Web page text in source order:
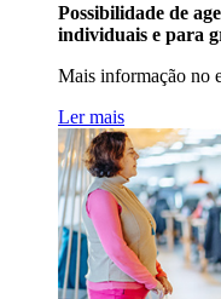
Possibilidade de
individuais e para
Mais informação no
Ler mais